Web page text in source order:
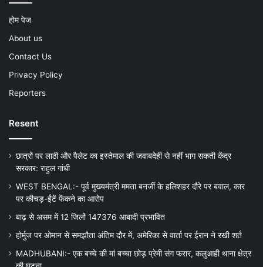
होम पेज
About us
Contact Us
Privacy Policy
Reporters
Resent
छात्रों पर लाठी और पैलेट का इस्तेमाल की जवाबदेही से नहीं भाग सकती केंद्र
सरकार: राहुल गांधी
WEST BENGAL:- पूर्व मुख्यमंत्री ममता बनर्जी के हलिशहर दौरे पर बवाल, कार
पर कीचड़-ईंटें फेंकने का आरोप
बाढ़ से असम में 12 जिलों 147376 आबादी प्रभावित
होर्मुज पर ओमान से समझौता अंतिम दौर में, अमेरिका से वार्ता पर ईरान ने रखी शर्त
MADHUBANI:- एक बच्चे की मां बच्चा छोड़ प्रेमी संग फरार, कलुआही थाना क्षेत्र